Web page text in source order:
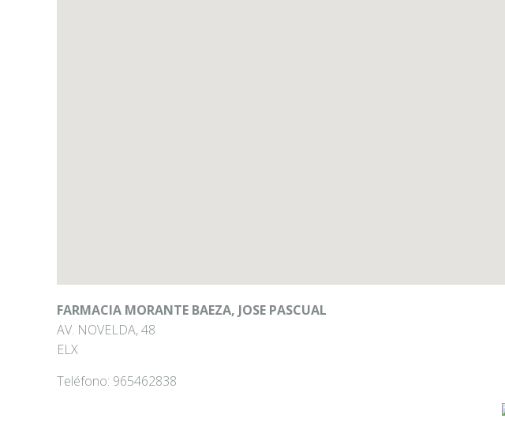
FARMACIA MORANTE BAEZA, JOSE PASCUAL
AV. NOVELDA, 48
ELX
Teléfono: 965462838